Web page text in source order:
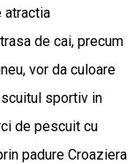
atractia
de cai, precum
vor da culoare
sportiv in
de pescuit cu
padure Croaziera